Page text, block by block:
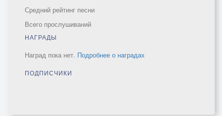
Средний рейтинг песни
Всего прослушиваний
НАГРАДЫ
Наград пока нет. Подробнее о наградах
ПОДПИСЧИКИ